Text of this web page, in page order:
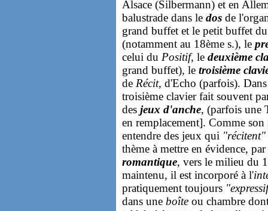
Alsace (Silbermann) et en
balustrade dans le dos de
grand buffet et le petit buffet
(notamment au 18ème s.), le
celui du Positif, le deuxième
grand buffet), le troisième
de Récit, d'Echo (parfois).
troisième clavier fait souvent
des jeux d'anche, (parfois une
en remplacement]. Comme
entendre des jeux qui "récitent"
thème à mettre en évidence,
romantique, vers le milieu du
maintenu, il est incorporé à l'
pratiquement toujours
dans une boîte ou chambre